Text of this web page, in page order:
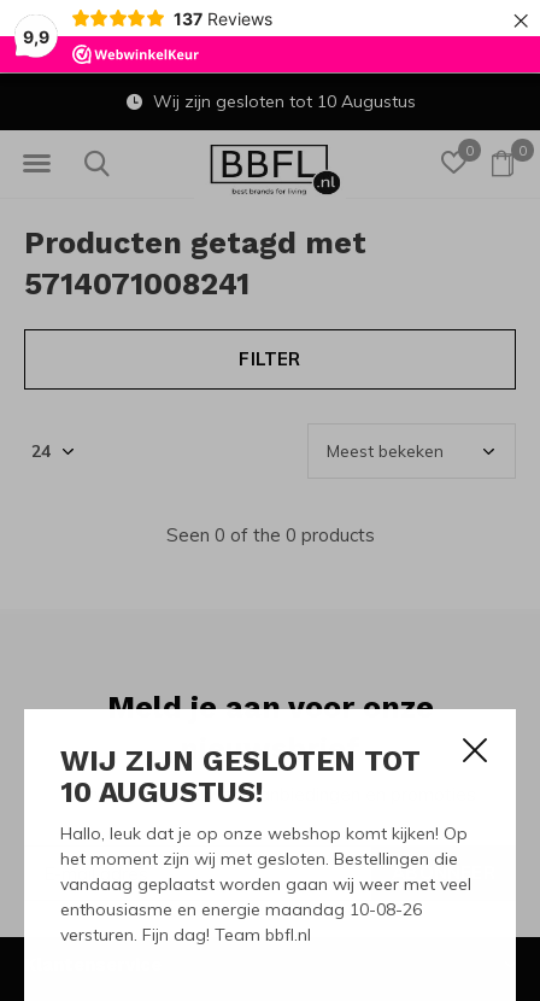
9,9
137 Reviews ×
WIJ ZIJN GESLOTEN TOT
10 AUGUSTUS!
Hallo, leuk dat je op onze webshop komt kijken! Op
het moment zijn wij met gesloten. Bestellingen die
vandaag geplaatst worden gaan wij weer met veel
enthousiasme en energie maandag 10-08-26
versturen. Fijn dag! Team bbfl.nl
0 0
Wij zijn gesloten tot 10 Augustus
Producten getagd met
5714071008241
FILTER
Seen 0 of the 0 products
Meld je aan voor onze
nieuwsbrief
Ontvang de nieuwste aanbiedingen en promoties
ABONNEER